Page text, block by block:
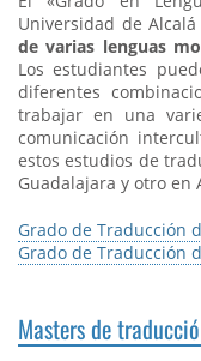
Universidad de
de varias lenguas
Los estudiantes
diferentes
trabajar en una
comunicación
estos estudios de
Guadalajara y otro en
Grado de Traducción
Grado de Traducción
Masters de